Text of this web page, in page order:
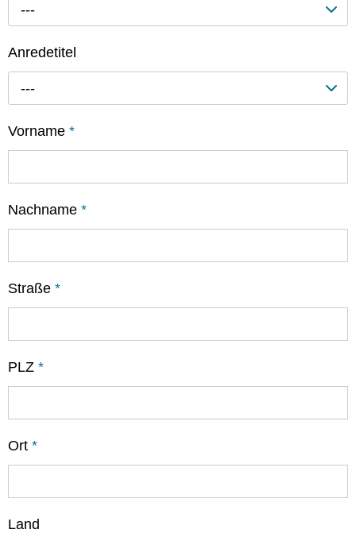
---
Anredetitel
---
Vorname *
Nachname *
Straße *
PLZ *
Ort *
Land